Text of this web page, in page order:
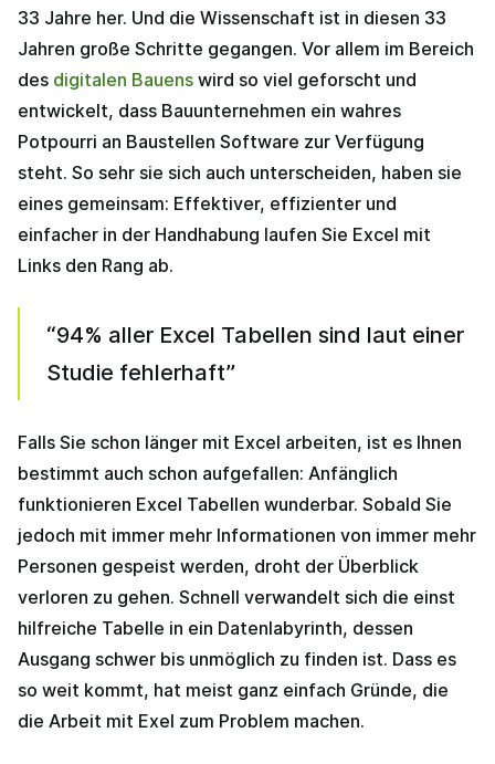
33 Jahre her. Und die Wissenschaft ist in diesen 33
Jahren große Schritte gegangen. Vor allem im Bereich
des digitalen Bauens wird so viel geforscht und
entwickelt, dass Bauunternehmen ein wahres
Potpourri an Baustellen Software zur Verfügung
steht. So sehr sie sich auch unterscheiden, haben sie
eines gemeinsam: Effektiver, effizienter und
einfacher in der Handhabung laufen Sie Excel mit
Links den Rang ab.
“94% aller Excel Tabellen sind laut einer
Studie fehlerhaft”
Falls Sie schon länger mit Excel arbeiten, ist es Ihnen
bestimmt auch schon aufgefallen: Anfänglich
funktionieren Excel Tabellen wunderbar. Sobald Sie
jedoch mit immer mehr Informationen von immer mehr
Personen gespeist werden, droht der Überblick
verloren zu gehen. Schnell verwandelt sich die einst
hilfreiche Tabelle in ein Datenlabyrinth, dessen
Ausgang schwer bis unmöglich zu finden ist. Dass es
so weit kommt, hat meist ganz einfach Gründe, die
die Arbeit mit Exel zum Problem machen.